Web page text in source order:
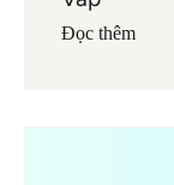
Đọc thêm